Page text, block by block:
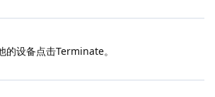
设备点击Terminate。